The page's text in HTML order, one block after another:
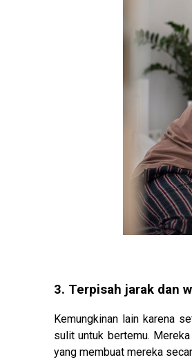
3. Terpisah jarak dan
Kemungkinan lain karena
sulit untuk bertemu.
yang membuat mereka